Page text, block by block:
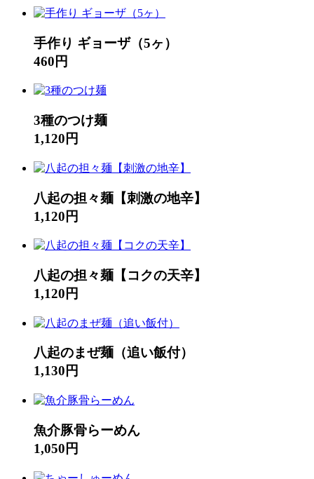
手作り ギョーザ（5ヶ）
460円
3種のつけ麺
1,120円
八起の担々麺【刺激の地辛】
1,120円
八起の担々麺【コクの天辛】
1,120円
八起のまぜ麺（追い飯付）
1,130円
魚介豚骨らーめん
1,050円